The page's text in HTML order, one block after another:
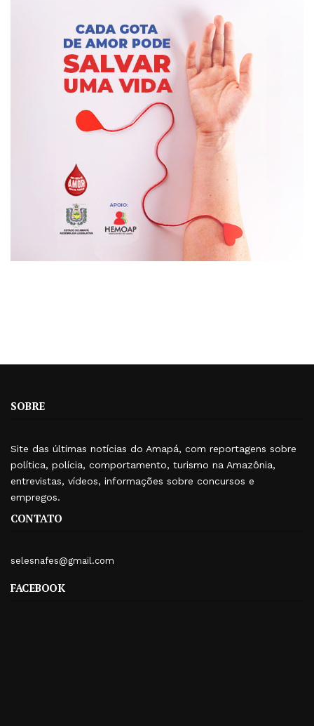
SOBRE
Site das últimas notícias do Amapá, com reportagens sobre
política, polícia, comportamento, turismo na Amazônia,
entrevistas, vídeos, informações sobre concursos e
empregos.
CONTATO
selesnafes@gmail.com
FACEBOOK